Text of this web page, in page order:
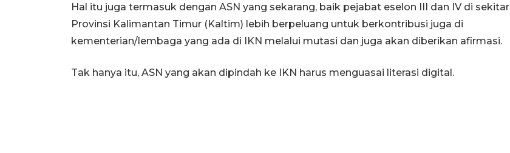
Hal itu juga termasuk dengan ASN yang sekarang, baik pejabat eselon III dan IV di sekitar
Provinsi Kalimantan Timur (Kaltim) lebih berpeluang untuk berkontribusi juga di
kementerian/lembaga yang ada di IKN melalui mutasi dan juga akan diberikan afirmasi.
Tak hanya itu, ASN yang akan dipindah ke IKN harus menguasai literasi digital.